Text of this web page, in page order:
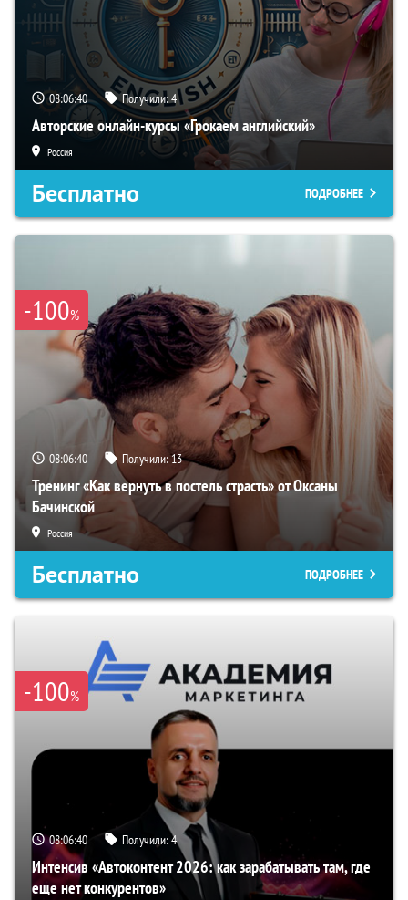
08:06:39 Получили:4
Авторские онлайн-курсы «Грокаем английский»
Россия
Бесплатно ПОДРОБНЕЕ
-100%
08:06:39 Получили:13
Тренинг «Как вернуть в постель страсть» от Оксаны
Бачинской
Россия
Бесплатно ПОДРОБНЕЕ
-100%
08:06:39 Получили:4
Интенсив «Автоконтент 2026: как зарабатывать там, где
еще нет конкурентов»